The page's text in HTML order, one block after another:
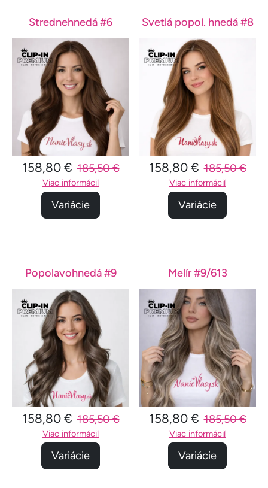
Strednehnedá #6
158,80 € 185,50 €
Viac informácií
Variácie
Svetlá popol. hnedá #8
158,80 € 185,50 €
Viac informácií
Variácie
Popolavohnedá #9
158,80 € 185,50 €
Viac informácií
Variácie
Melír #9/613
158,80 € 185,50 €
Viac informácií
Variácie